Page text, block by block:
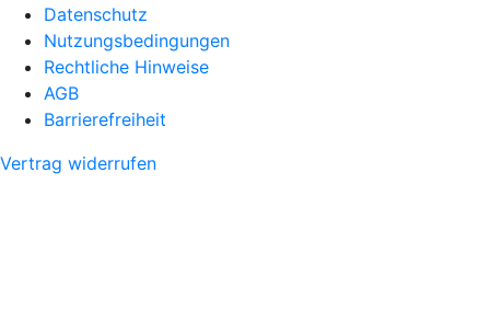
Datenschutz
Nutzungsbedingungen
Rechtliche Hinweise
AGB
Barrierefreiheit
Vertrag widerrufen